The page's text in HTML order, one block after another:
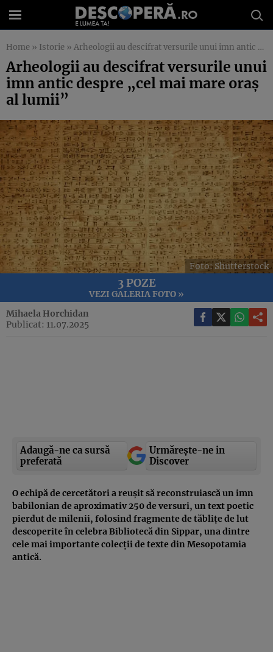
Home » Istorie » Arheologii au descifrat versurile unui imn antic despre „cel mai mare oraș al lumii”
Arheologii au descifrat versurile unui
imn antic despre „cel mai mare oraș
al lumii”
Foto: Shutterstock
3 POZE
VEZI GALERIA FOTO »
Mihaela Horchidan
Publicat: 11.07.2025
Adaugă-ne ca sursă
preferată
Urmărește-ne in
Discover
O echipă de cercetători a reușit să reconstruiască un imn
babilonian de aproximativ 250 de versuri, un text poetic
pierdut de milenii, folosind fragmente de tăblițe de lut
descoperite în celebra Bibliotecă din Sippar, una dintre
cele mai importante colecții de texte din Mesopotamia
antică.